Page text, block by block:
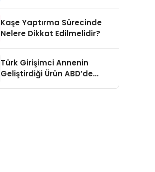
Kaşe Yaptırma Sürecinde
Nelere Dikkat Edilmelidir?
Türk Girişimci Annenin
Geliştirdiği Ürün ABD’de